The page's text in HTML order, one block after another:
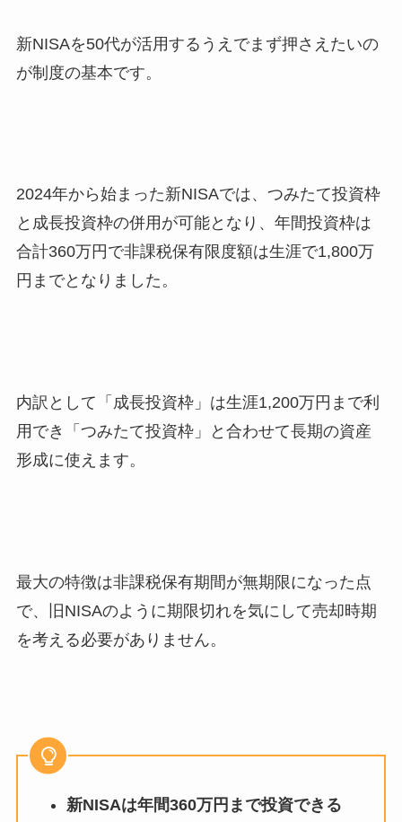
新NISAを50代が活用するうえでまず押さえたいの
が制度の基本です。
2024年から始まった新NISAでは、つみたて投資枠
と成長投資枠の併用が可能となり、年間投資枠は
合計360万円で非課税保有限度額は生涯で1,800万
円までとなりました。
内訳として「成長投資枠」は生涯1,200万円まで利
用でき「つみたて投資枠」と合わせて長期の資産
形成に使えます。
最大の特徴は非課税保有期間が無期限になった点
で、旧NISAのように期限切れを気にして売却時期
を考える必要がありません。
新NISAは年間360万円まで投資できる